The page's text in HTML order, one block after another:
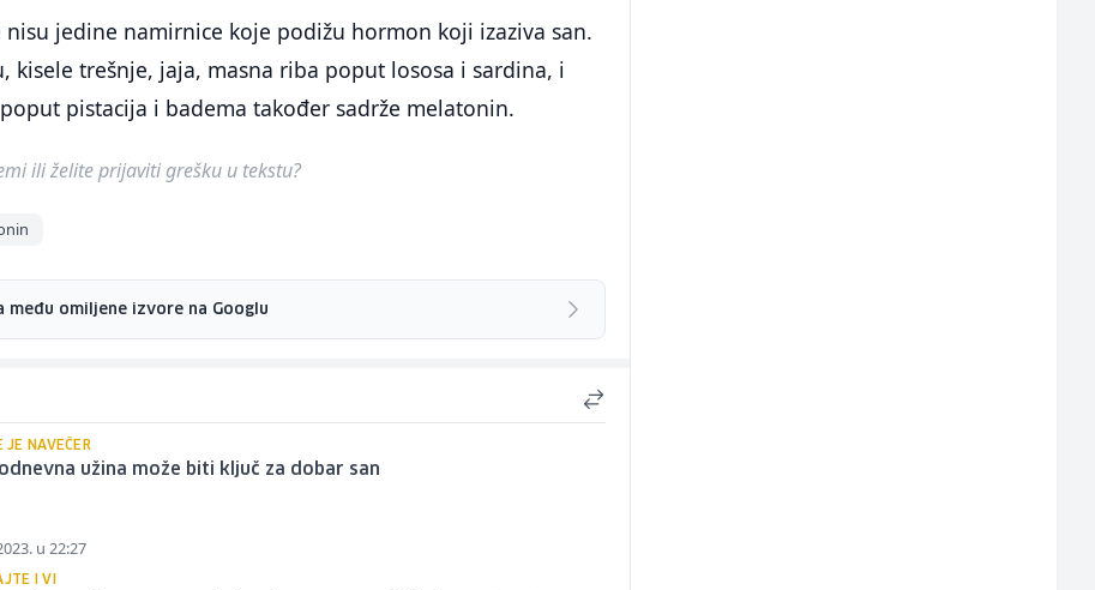
nisu jedine namirnice koje podižu hormon koji izaziva san.
kisele trešnje, jaja, masna riba poput lososa i sardina, i
pistacija i badema također sadrže melatonin.
ili želite prijaviti grešku u tekstu?
među omiljene izvore na Googlu
JE NAVEČER
užina može biti ključ za dobar san
u 22:27
I VI